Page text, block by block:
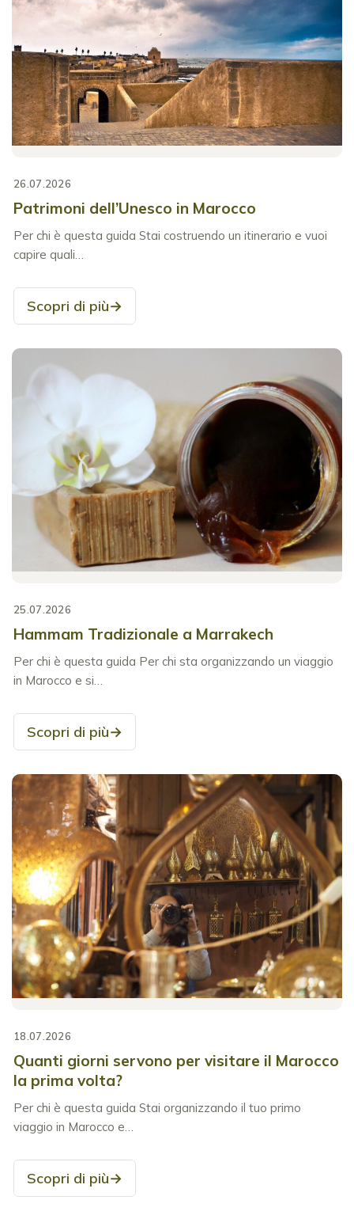
26.07.2026
Patrimoni dell’Unesco in Marocco
Per chi è questa guida Stai costruendo un itinerario e vuoi
capire quali…
Scopri di più→
25.07.2026
Hammam Tradizionale a Marrakech
Per chi è questa guida Per chi sta organizzando un viaggio
in Marocco e si…
Scopri di più→
18.07.2026
Quanti giorni servono per visitare il Marocco
la prima volta?
Per chi è questa guida Stai organizzando il tuo primo
viaggio in Marocco e…
Scopri di più→